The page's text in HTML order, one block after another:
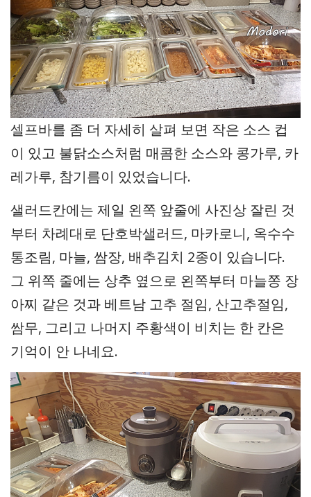
셀프바를 좀 더 자세히 살펴 보면 작은 소스 컵
이 있고 불닭소스처럼 매콤한 소스와 콩가루, 카
레가루, 참기름이 있었습니다.
샐러드칸에는 제일 왼쪽 앞줄에 사진상 잘린 것
부터 차례대로 단호박샐러드, 마카로니, 옥수수
통조림, 마늘, 쌈장, 배추김치 2종이 있습니다.
그 위쪽 줄에는 상추 옆으로 왼쪽부터 마늘쫑 장
아찌 같은 것과 베트남 고추 절임, 산고추절임,
쌈무, 그리고 나머지 주황색이 비치는 한 칸은
기억이 안 나네요.